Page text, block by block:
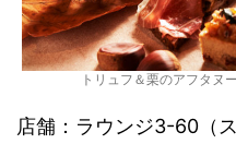
トリュフ＆栗のアフタヌ
店舗：ラウンジ3-60（